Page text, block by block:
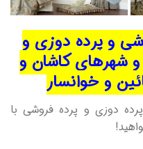
و پرده دوزی و
شهرهای کاشان و
و خوانسار
دوزی و پرده فروشی با